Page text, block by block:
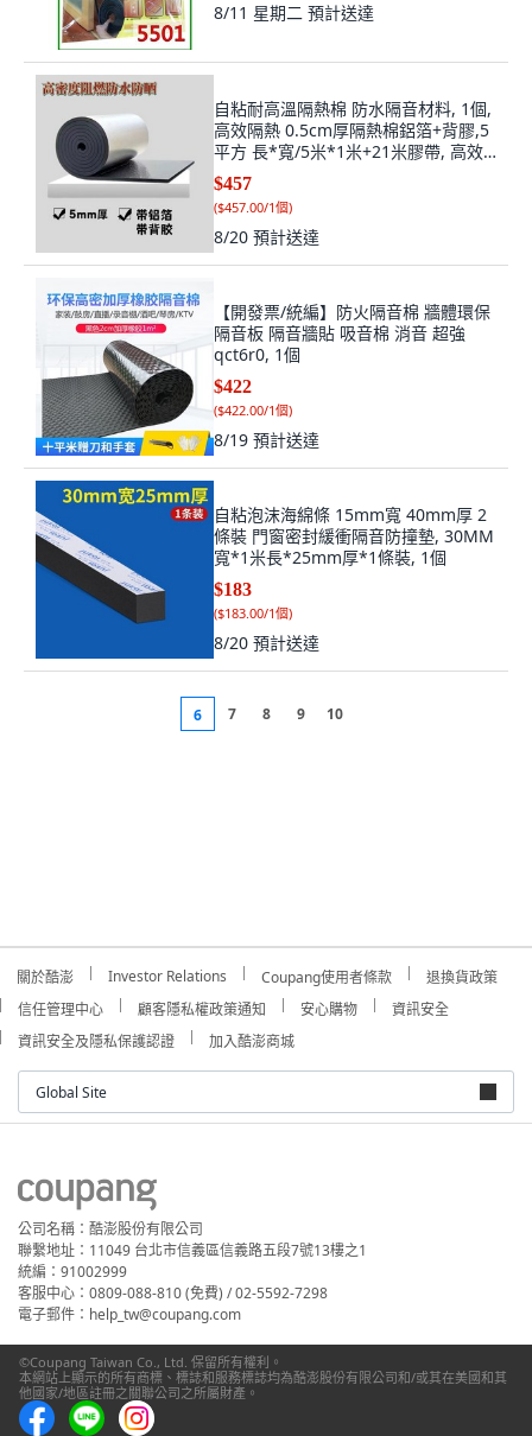
8/11 星期二 預計送達
自粘耐高溫隔熱棉 防水隔音材料, 1個,
高效隔熱 0.5cm厚隔熱棉鋁箔+背膠,5
平方 長*寬/5米*1米+21米膠帶, 高效
隔熱 0.5cm
$457
($457.00/1個)
8/20 預計送達
【開發票/統編】防火隔音棉 牆體環保
隔音板 隔音牆貼 吸音棉 消音 超強
qct6r0, 1個
$422
($422.00/1個)
8/19 預計送達
自粘泡沫海綿條 15mm寬 40mm厚 2
條裝 門窗密封緩衝隔音防撞墊, 30MM
寬*1米長*25mm厚*1條裝, 1個
$183
($183.00/1個)
8/20 預計送達
6 7 8 9 10
關於酷澎 Investor Relations Coupang使用者條款
退換貨政策
信任管理中心
顧客隱私權政策通知 安心購物
資訊安全
資訊安全及隱私保護認證
加入酷澎商城
Global Site
公司名稱：酷澎股份有限公司
聯繫地址：11049 台北市信義區信義路五段7號13樓之1
統編：91002999
客服中心：0809-088-810 (免費) / 02-5592-7298
電子郵件：help_tw@coupang.com
©Coupang Taiwan Co., Ltd. 保留所有權利。
本網站上顯示的所有商標、標誌和服務標誌均為酷澎股份有限公司和/或其在美國和其
他國家/地區註冊之關聯公司之所屬財產。